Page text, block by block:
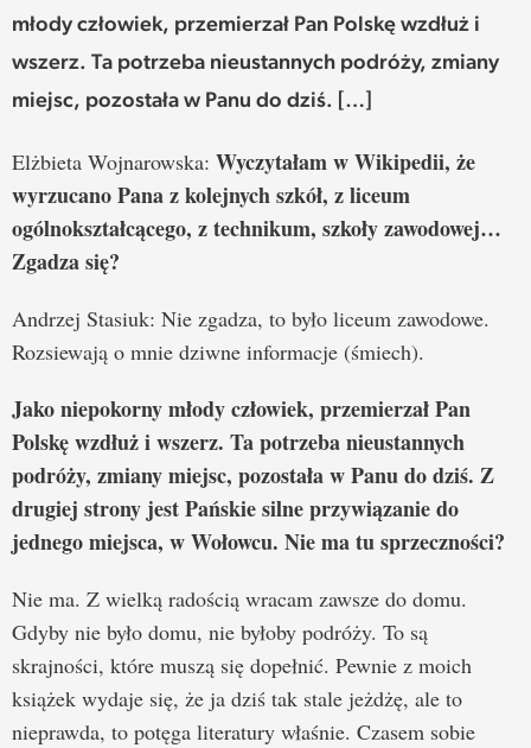
młody człowiek, przemierzał Pan Polskę wzdłuż i
wszerz. Ta potrzeba nieustannych podróży, zmiany
miejsc, pozostała w Panu do dziś. […]
Elżbieta Wojnarowska: Wyczytałam w Wikipedii, że
wyrzucano Pana z kolejnych szkół, z liceum
ogólnokształcącego, z technikum, szkoły zawodowej…
Zgadza się?
Andrzej Stasiuk: Nie zgadza, to było liceum zawodowe.
Rozsiewają o mnie dziwne informacje (śmiech).
Jako niepokorny młody człowiek, przemierzał Pan
Polskę wzdłuż i wszerz. Ta potrzeba nieustannych
podróży, zmiany miejsc, pozostała w Panu do dziś. Z
drugiej strony jest Pańskie silne przywiązanie do
jednego miejsca, w Wołowcu. Nie ma tu sprzeczności?
Nie ma. Z wielką radością wracam zawsze do domu.
Gdyby nie było domu, nie byłoby podróży. To są
skrajności, które muszą się dopełnić. Pewnie z moich
książek wydaje się, że ja dziś tak stale jeżdżę, ale to
nieprawda, to potęga literatury właśnie. Czasem sobie